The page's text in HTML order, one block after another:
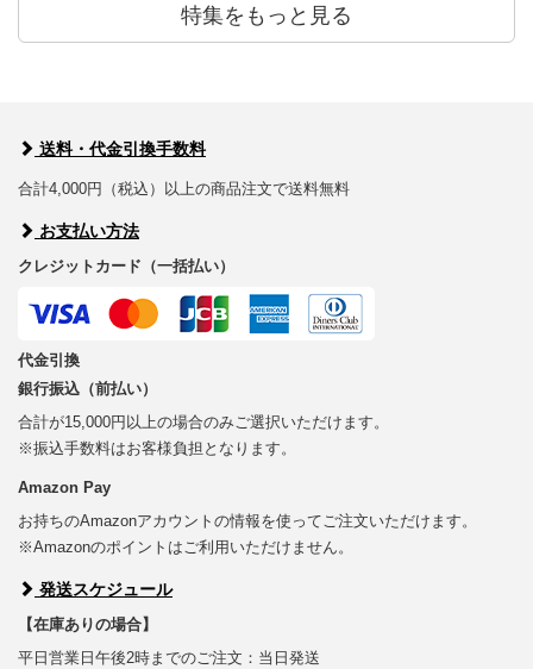
特集をもっと見る
送料・代金引換手数料
合計4,000円（税込）以上の商品注文で送料無料
お支払い方法
クレジットカード（一括払い）
代金引換
銀行振込（前払い）
合計が15,000円以上の場合のみご選択いただけます。
※振込手数料はお客様負担となります。
Amazon Pay
お持ちのAmazonアカウントの情報を使ってご注文いただけます。
※Amazonのポイントはご利用いただけません。
発送スケジュール
【在庫ありの場合】
平日営業日午後2時までのご注文：当日発送